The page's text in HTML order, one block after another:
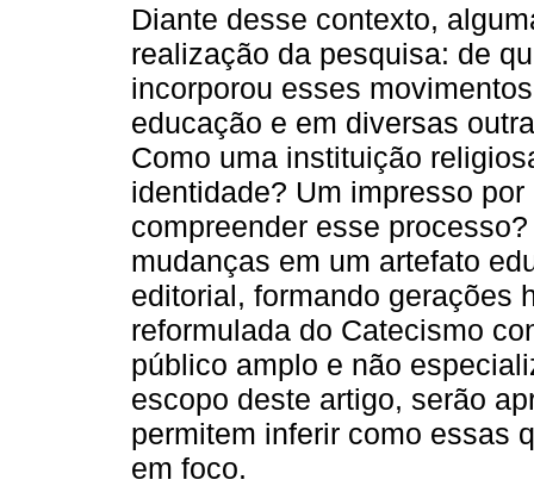
Diante desse contexto,
realização da pesquisa: de
incorporou esses
educação e em diversas
Como uma instituição
identidade? Um impresso
compreender esse
mudanças em um artefato
editorial, formando gerações
reformulada do Catecismo
público amplo e não
escopo deste artigo, serão
permitem inferir como essas
em foco.